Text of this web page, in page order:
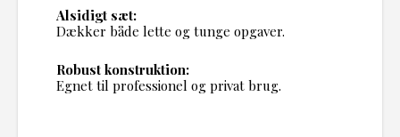
Alsidigt sæt:
Dækker både lette og tunge opgaver.
Robust konstruktion:
Egnet til professionel og privat brug.